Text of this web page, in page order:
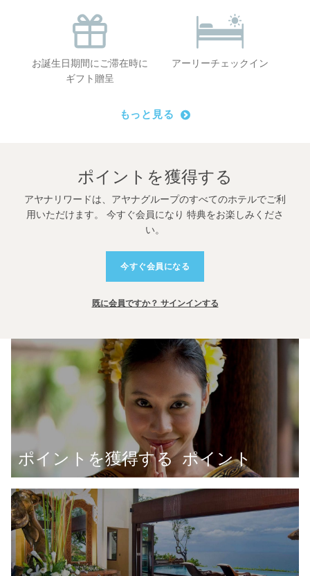
お誕生日期間にご滞在時に
ギフト贈呈
アーリーチェックイン
もっと見る
ポイントを獲得する
アヤナリワードは、アヤナグループのすべてのホテルでご利
用いただけます。 今すぐ会員になり 特典をお楽しみくださ
い。
今すぐ会員になる
既に会員ですか？ サインインする
ポイントを獲得するポイント